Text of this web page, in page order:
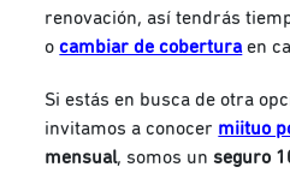
renovación, así tendrás
ocambiar de cobertura en
Si estás en busca de otra
invitamos a conocer miituo
mensual, somos unseguro